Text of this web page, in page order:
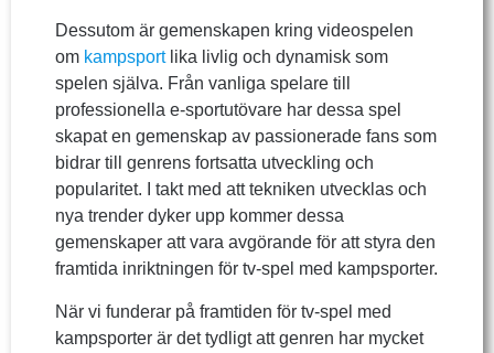
Dessutom är gemenskapen kring videospelen
om kampsportlika livlig och dynamisk som
spelen själva. Från vanliga spelare till
professionella e-sportutövare har dessa spel
skapat en gemenskap av passionerade fans som
bidrar till genrens fortsatta utveckling och
popularitet. I takt med att tekniken utvecklas och
nya trender dyker upp kommer dessa
gemenskaper att vara avgörande för att styra den
framtida inriktningen för tv-spel med kampsporter.
När vi funderar på framtiden för tv-spel med
kampsporter är det tydligt att genren har mycket